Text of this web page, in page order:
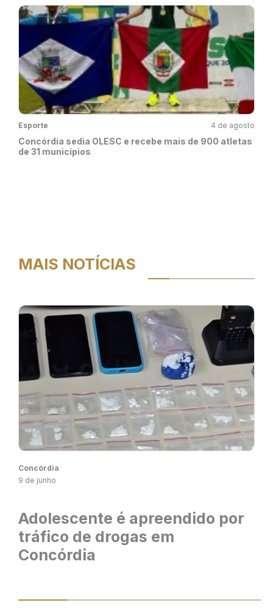
Esporte 4 de agosto
Concórdia sedia OLESC e recebe mais de 900 atletas
de 31 municípios
MAIS NOTÍCIAS
Concórdia
9 de junho
Adolescente é apreendido por
tráfico de drogas em
Concórdia